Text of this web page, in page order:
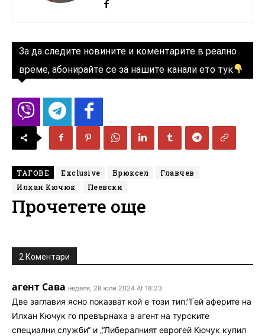
За да следите новините и коментарите в реално
време, абонирайте се за нашите канали ето тук
ТАГОВЕ Exclusive Брюксел
Главчев
Илхан Кючюк
Пеевски
Прочетете още
2 Коментари
агент Сава неделя, 28 юли 2024 At 18:23
Две заглавия ясно показват кой е този тип:“Гей аферите на
Илхан Кючук го превърнаха в агент на турските
специални служби“ и „“Либералният еврогей Кючук купил